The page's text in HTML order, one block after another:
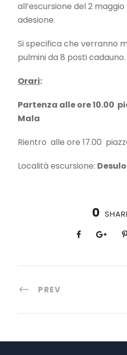
all’escursione del 2
adesione.
Si specifica che verranno
pulmini da 8 posti cadauno.
Orari:
Partenza alle ore 10.00
Mala
Rientro alle ore 17.00
Località escursione:
0
PREV